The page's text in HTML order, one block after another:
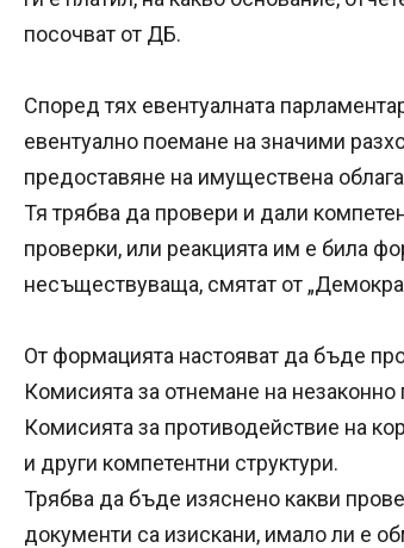
посочват от ДБ.
Според тях евентуалната
евентуално поемане на значими
предоставяне на имуществена
Тя трябва да провери и дали
проверки, или реакцията им е била
несъществуваща, смятат от
От формацията настояват да бъде
Комисията за отнемане на
Комисията за противодействие на
и други компетентни структури.
Трябва да бъде изяснено какви
документи са изискани, имало ли е